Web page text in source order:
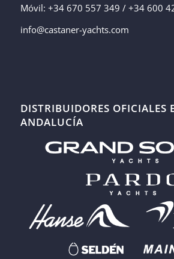
Móvil: +34 670 557 349 / +34 600
info@castaner-yachts.com
DISTRIBUIDORES OFICIALES
ANDALUCÍA